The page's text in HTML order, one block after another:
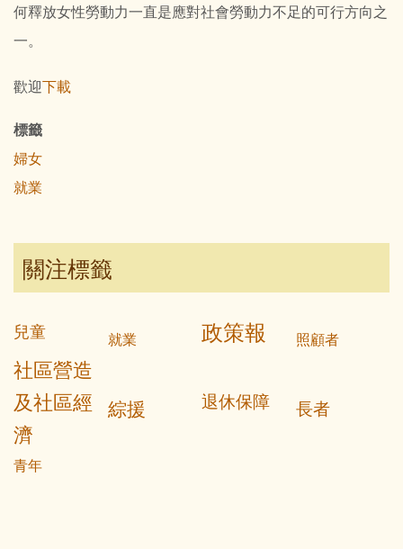
何釋放女性勞動力一直是應對社會勞動力不足的可行方向之
一。
歡迎下載
標籤
婦女
就業
關注標籤
兒童 就業 政策報 照顧者
社區營造
及社區經
濟
綜援 退休保障 長者
青年